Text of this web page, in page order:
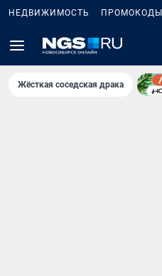
НЕДВИЖИМОСТЬ ПРОМОКОДЫ
Жёсткая соседская драка